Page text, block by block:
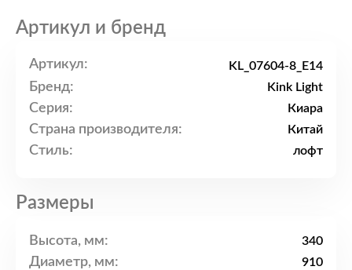
Артикул и бренд
Артикул: KL_07604-8_E14
Бренд: Kink Light
Серия: Киара
Страна производителя: Китай
Стиль: лофт
Размеры
Высота, мм: 340
Диаметр, мм: 910